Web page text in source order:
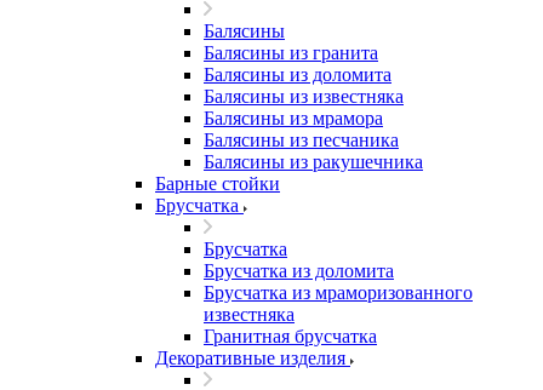
Балясины
Балясины из гранита
Балясины из доломита
Балясины из известняка
Балясины из мрамора
Балясины из песчаника
Балясины из ракушечника
Барные стойки
Брусчатка
Брусчатка
Брусчатка из доломита
Брусчатка из мраморизованного
известняка
Гранитная брусчатка
Декоративные изделия